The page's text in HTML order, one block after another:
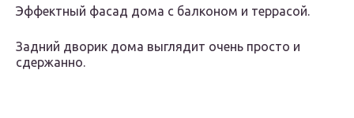
Эффектный фасад дома с балконом и террасой.
Задний дворик дома выглядит очень просто и
сдержанно.